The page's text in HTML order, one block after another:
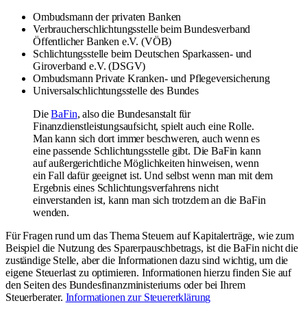
Ombudsmann der privaten Banken
Verbraucherschlichtungsstelle beim Bundesverband
Öffentlicher Banken e.V. (VÖB)
Schlichtungsstelle beim Deutschen Sparkassen- und
Giroverband e.V. (DSGV)
Ombudsmann Private Kranken- und Pflegeversicherung
Universalschlichtungsstelle des Bundes
DieBaFin, also die Bundesanstalt für
Finanzdienstleistungsaufsicht, spielt auch eine Rolle.
Man kann sich dort immer beschweren, auch wenn es
eine passende Schlichtungsstelle gibt. Die BaFin kann
auf außergerichtliche Möglichkeiten hinweisen, wenn
ein Fall dafür geeignet ist. Und selbst wenn man mit dem
Ergebnis eines Schlichtungsverfahrens nicht
einverstanden ist, kann man sich trotzdem an die BaFin
wenden.
Für Fragen rund um das Thema Steuern auf Kapitalerträge, wie zum
Beispiel die Nutzung des Sparerpauschbetrags, ist die BaFin nicht die
zuständige Stelle, aber die Informationen dazu sind wichtig, um die
eigene Steuerlast zu optimieren. Informationen hierzu finden Sie auf
den Seiten des Bundesfinanzministeriums oder bei Ihrem
Steuerberater. Informationen zur Steuererklärung